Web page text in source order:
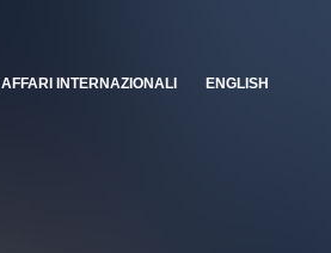
AFFARI INTERNAZIONALI ENGLISH